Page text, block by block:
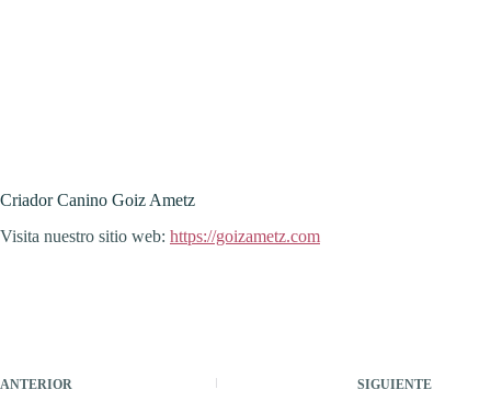
Criador Canino Goiz Ametz
Visita nuestro sitio web: https://goizametz.com
ANTERIOR SIGUIENTE